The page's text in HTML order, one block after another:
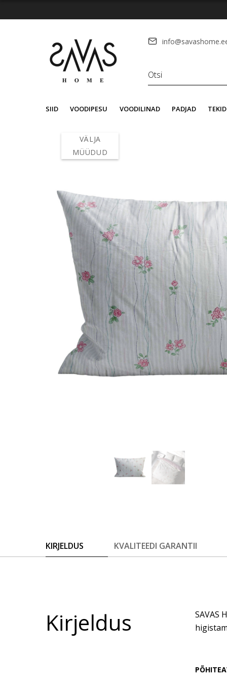
SIID VOODIPESU VOODILINAD PADJAD TEKID
VÄLJA
MÜÜDUD
KIRJELDUS KVALITEEDI GARANTII
Kirjeldus
SAVAS